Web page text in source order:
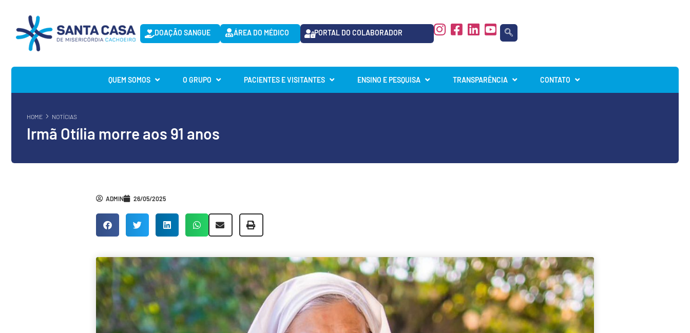
DOAÇÃO SANGUE ÁREA DO MÉDICO PORTAL DO COLABORADOR
QUEM SOMOS O GRUPO PACIENTES E VISITANTES ENSINO E PESQUISA TRANSPARÊNCIA CONTATO
HOME NOTÍCIAS
Irmã Otília morre aos 91 anos
ADMIN 26/05/2025